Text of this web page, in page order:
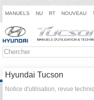
MANUELS NU RT NOUVEAU
Hyundai Tucson
Notice d'utilisation, revue